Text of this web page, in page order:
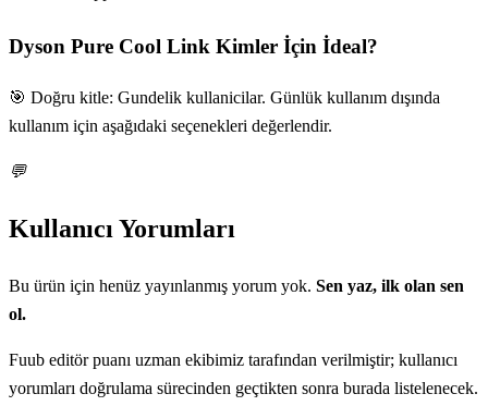
Dyson Pure Cool Link Kimler İçin İdeal?
🎯 Doğru kitle: Gundelik kullanicilar. Günlük kullanım dışında
kullanım için aşağıdaki seçenekleri değerlendir.
💬
Kullanıcı Yorumları
Bu ürün için henüz yayınlanmış yorum yok. Sen yaz, ilk olan sen
ol.
Fuub editör puanı uzman ekibimiz tarafından verilmiştir; kullanıcı
yorumları doğrulama sürecinden geçtikten sonra burada listelenecek.